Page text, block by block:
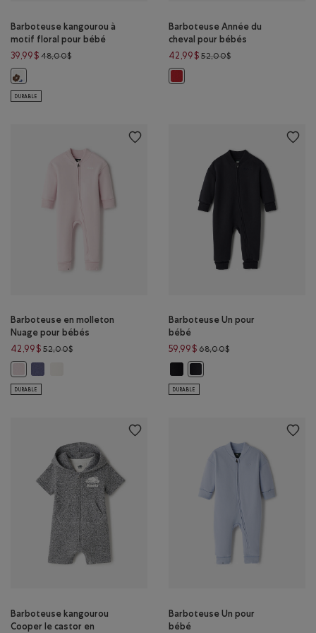
Barboteuse kangourou à
motif floral pour bébé
39,99$ 48,00$Prix réduit de 48,00$ à 39,99$
Barboteuse kangourou à motif floral pour bébé: MULTI Couleur
DURABLE
Barboteuse Année du
cheval pour bébés
42,99$ 52,00$Prix réduit de
Barboteuse en molleton
Nuage pour bébés
42,99$ 52,00$Prix réduit de 52,00$ à 42,99$
DURABLE
Barboteuse Un pour
bébé
59,99$ 68,00$Prix réduit de
DURABLE
Barboteuse kangourou
Cooper le castor en
Barboteuse Un pour
bébé